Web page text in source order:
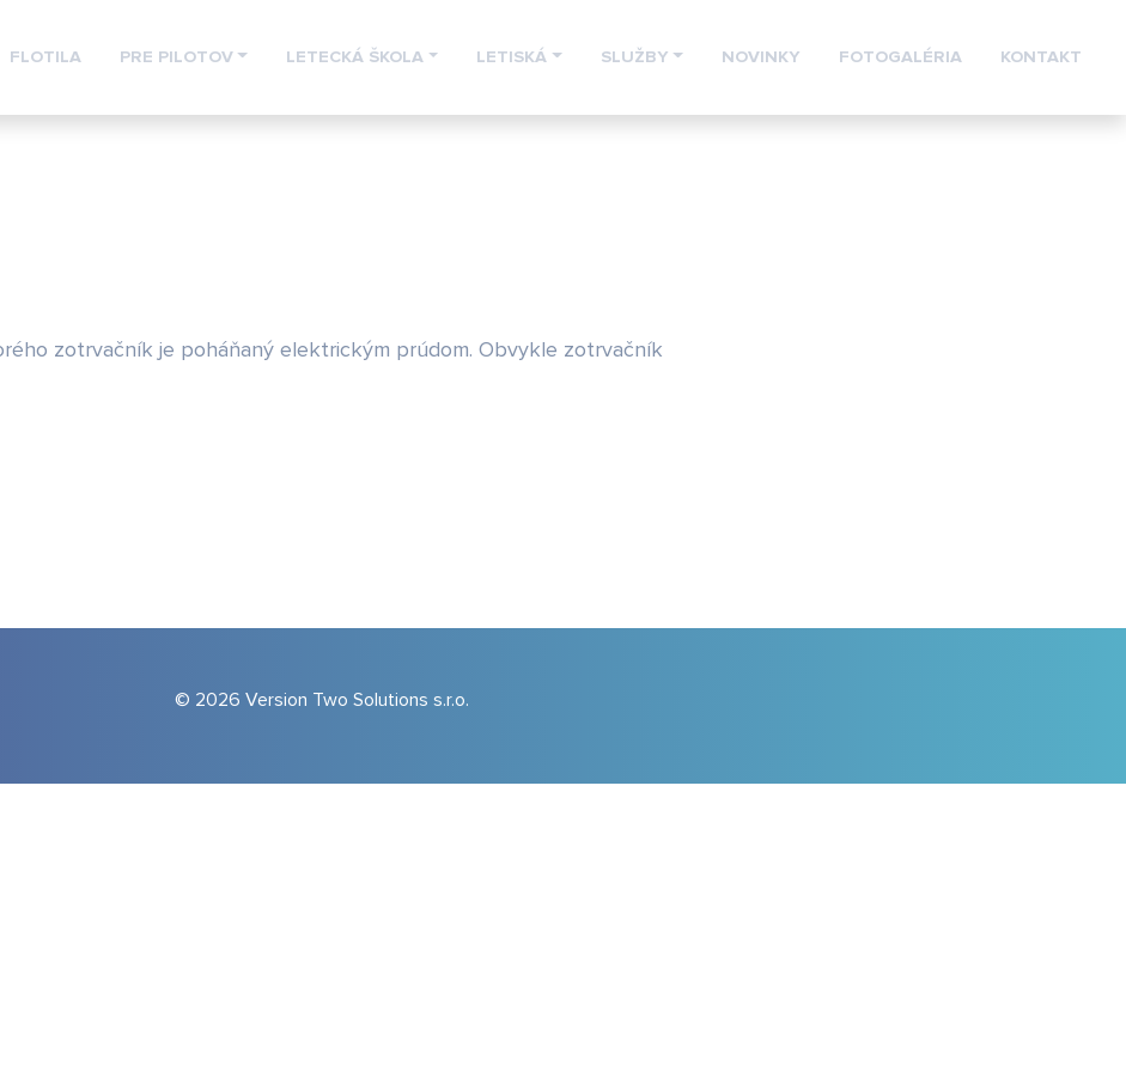
FLOTILA PRE PILOTOV LETECKÁ ŠKOLA LETISKÁ SLUŽBY NOVINKY FOTOGALÉRIA KONTAKT
zotrvačník je poháňaný elektrickým prúdom. Obvykle zotrvačník
© 2026 Version Two Solutions s.r.o.